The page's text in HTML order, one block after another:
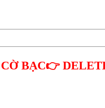
BẠC👉